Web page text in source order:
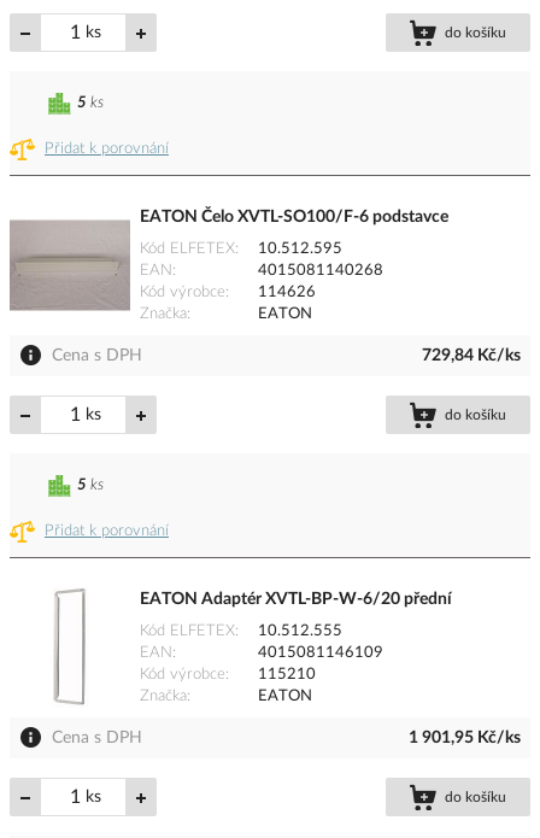
ks do košíku
Přidat k porovnání
5 ks
EATON Čelo XVTL-SO100/F-6 podstavce
Kód ELFETEX
10.512.595
EAN
4015081140268
Kód výrobce
114626
Značka
EATON
Cena s DPH 729,84 Kč/ks
ks do košíku
Přidat k porovnání
5 ks
EATON Adaptér XVTL-BP-W-6/20 přední
Kód ELFETEX
10.512.555
EAN
4015081146109
Kód výrobce
115210
Značka
EATON
Cena s DPH 1 901,95 Kč/ks
ks do košíku